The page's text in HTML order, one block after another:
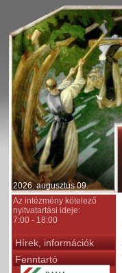
2026. augusztus 09.
Az intézmény kötelező
nyitvatartási ideje:
7:00 - 18:00
Hírek, információk
Fenntartó